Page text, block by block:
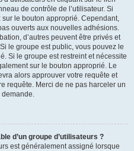
de contrôle de l’utilisateur. Si
le bouton approprié. Cependant,
ouverts aux nouvelles adhésions.
d’autres peuvent être privés et
le groupe est public, vous pouvez le
Si le groupe est restreint et nécessite
sur le bouton approprié. Le
alors approuver votre requête et
requête. Merci de ne pas harceler un
demande.
d’un groupe d’utilisateurs ?
est généralement assigné lorsque